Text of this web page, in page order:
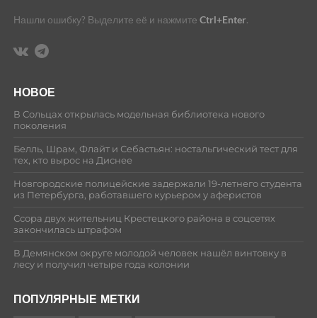
Нашли ошибку? Выделите её и нажмите Ctrl+Enter.
НОВОЕ
В Сольцах открылась модельная библиотека нового
поколения
Белль, Шрам, Флайт и Себастьян: ностальгический тест для
тех, кто вырос на Диснее
Новгородские полицейские задержали 19-летнего студента
из Петербурга, работавшего курьером у аферистов
Ссора двух жительниц Крестецкого района в соцсетях
закончилась штрафом
В Демянском округе молодой человек нашёл винтовку в
лесу и получил четыре года колонии
ПОПУЛЯРНЫЕ МЕТКИ